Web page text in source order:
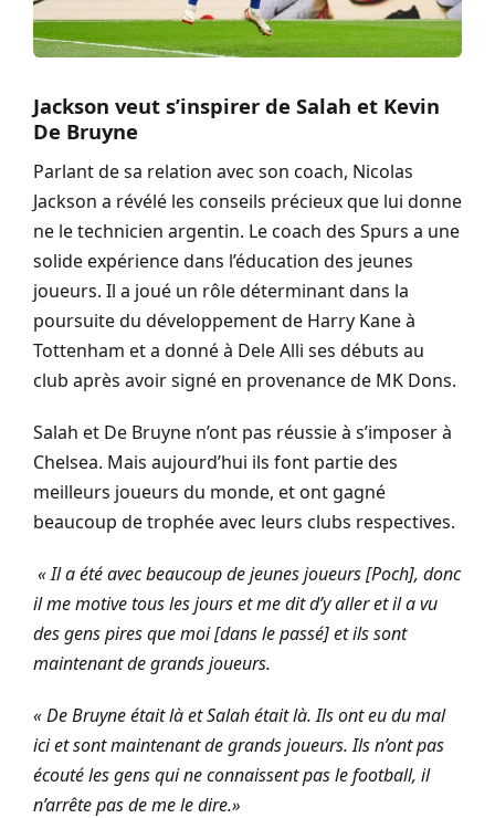
Jackson veut s’inspirer de Salah et Kevin
De Bruyne
Parlant de sa relation avec son coach, Nicolas
Jackson a révélé les conseils précieux que lui donne
ne le technicien argentin. Le coach des Spurs a une
solide expérience dans l’éducation des jeunes
joueurs. Il a joué un rôle déterminant dans la
poursuite du développement de Harry Kane à
Tottenham et a donné à Dele Alli ses débuts au
club après avoir signé en provenance de MK Dons.
Salah et De Bruyne n’ont pas réussie à s’imposer à
Chelsea. Mais aujourd’hui ils font partie des
meilleurs joueurs du monde, et ont gagné
beaucoup de trophée avec leurs clubs respectives.
« Il a été avec beaucoup de jeunes joueurs [Poch], donc
il me motive tous les jours et me dit d’y aller et il a vu
des gens pires que moi [dans le passé] et ils sont
maintenant de grands joueurs.
« De Bruyne était là et Salah était là. Ils ont eu du mal
ici et sont maintenant de grands joueurs. Ils n’ont pas
écouté les gens qui ne connaissent pas le football, il
n’arrête pas de me le dire.»